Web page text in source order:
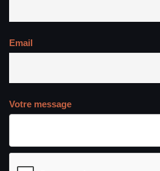
Email
Votre message